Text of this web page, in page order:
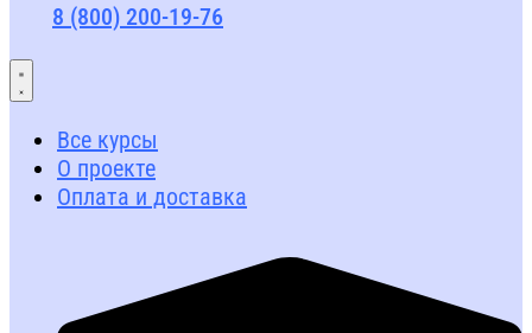
8 (800) 200-19-76
Все курсы
О проекте
Оплата и доставка